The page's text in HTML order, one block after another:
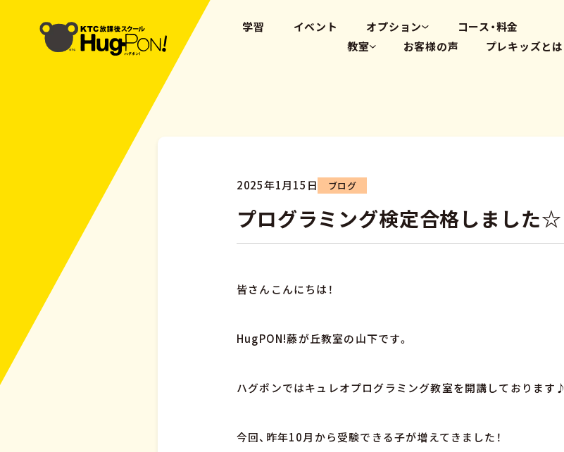
学習 イベント オプション
コース・料金
教室
お客様の声 プレキッズとは
2025年1月15日 ブログ
プログラミング検定合格しました☆
皆さんこんにちは！
HugPON!藤が丘教室の山下です。
ハグポンではキュレオプログラミング教室を開講しております♪
今回、昨年10月から受験できる子が増えてきました！